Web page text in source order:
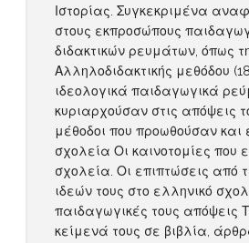
Ιστορίας. Συγκεκριμένα
στους εκπροσώπους
διδακτικών ρευμάτων, όπως
Αλληλοδιδακτικής μεθόδου
ιδεολογικά παιδαγωγικά
κυριαρχούσαν στις απόψεις
μέθοδοι που προωθούσαν
σχολεία Οι καινοτομίες
σχολεία. Οι επιπτώσεις από
ιδεών τους στο ελληνικό
παιδαγωγικές τους απόψεις
κείμενά τους σε βιβλία,